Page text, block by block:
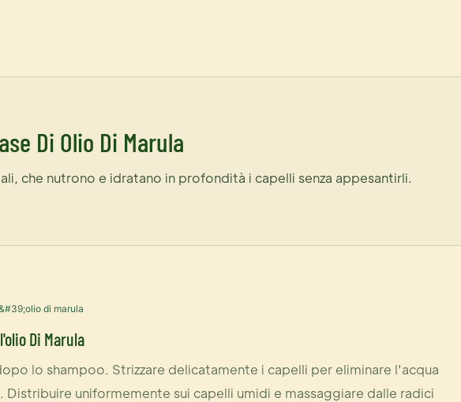
Di Olio Di Marula
che nutrono e idratano in profondità i capelli senza appesantirli.
Di Marula
lo shampoo. Strizzare delicatamente i capelli per eliminare l'acqua
Distribuire uniformemente sui capelli umidi e massaggiare dalle radici